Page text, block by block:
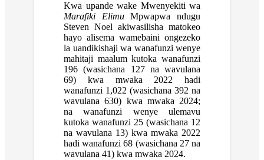
Kwa upande wake Mwenyekiti wa
Marafiki ElimuMpwapwa ndugu
Steven Noel akiwasilisha matokeo
hayo alisema wamebaini ongezeko
la uandikishaji wa wanafunzi wenye
mahitaji maalum kutoka wanafunzi
196 (wasichana 127 na wavulana
69) kwa mwaka 2022 hadi
wanafunzi 1,022 (wasichana 392 na
wavulana 630) kwa mwaka 2024;
na wanafunzi wenye ulemavu
kutoka wanafunzi 25 (wasichana 12
na wavulana 13) kwa mwaka 2022
hadi wanafunzi 68 (wasichana 27 na
wavulana 41) kwa mwaka 2024.